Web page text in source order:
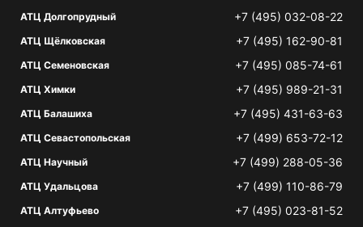
АТЦ Долгопрудный +7 (495) 032-08-22
АТЦ Щёлковская +7 (495) 162-90-81
АТЦ Семеновская +7 (495) 085-74-61
АТЦ Химки +7 (495) 989-21-31
АТЦ Балашиха +7 (495) 431-63-63
АТЦ Севастопольская +7 (499) 653-72-12
АТЦ Научный +7 (499) 288-05-36
АТЦ Удальцова +7 (499) 110-86-79
АТЦ Алтуфьево +7 (495) 023-81-52